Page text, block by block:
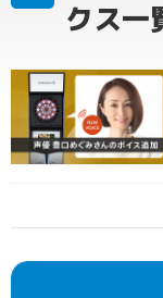
家庭用ゲーム
スマホゲーム
アーケードゲーム
プライズ・ホビー
S-FIRE
セガ ラッキーくじ
アニメ
ダーツ
トピックス
クス一